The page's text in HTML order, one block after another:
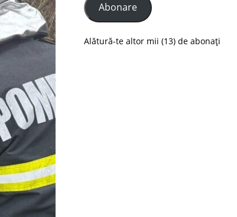
Abonare
Alătură-te altor mii (13) de abonați